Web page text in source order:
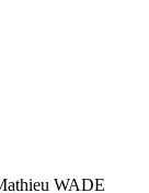
WADE